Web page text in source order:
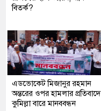
বিতর্ক?
এডভোকেট মিজানুর রহমান
অন্তরের ওপর হামলার প্রতিবাদে
কুমিল্লা বারে মানববন্ধন